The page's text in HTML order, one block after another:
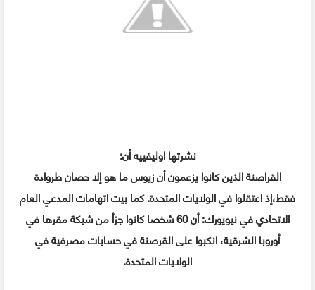
نشرتها اوليفييه أن:
القراصنة الذين كانوا يزعمون أن زيوس ما هو إلا حصان طروادة
فقط،إذ اعتقلوا في الولايات المتحدة. كما بيت اتهامات المدعي العام
الاتحادي في نيويورك: أن 60 شخصا كانوا جزأ من شبكة مقرها في
أوروبا الشرقية، انكبوا على القرصنة في حسابات مصرفية في
الولايات المتحدة.